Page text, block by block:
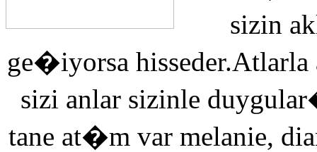
sizin
ge�iyorsa
sizi anlar sizinle
tane at�m var melanie,